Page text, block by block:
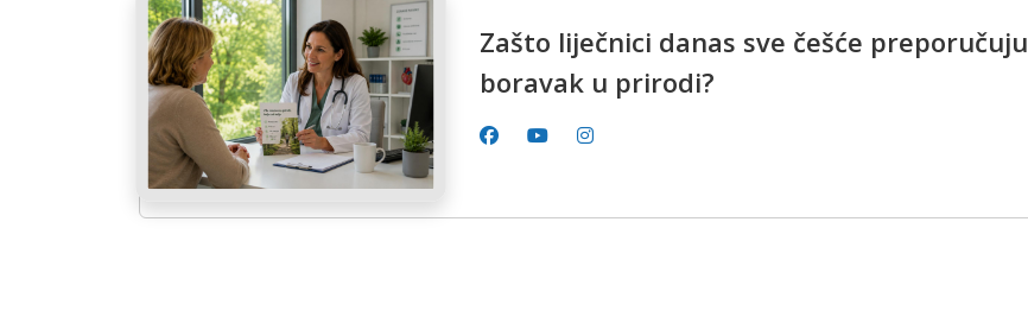
Zašto liječnici danas sve češće preporučuju
boravak u prirodi?